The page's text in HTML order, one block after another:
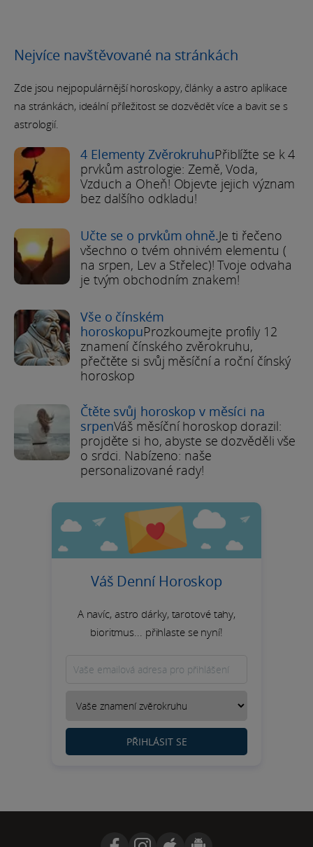
Nejvíce navštěvované na stránkách
Zde jsou nejpopulárnější horoskopy, články a astro aplikace
na stránkách, ideální příležitost se dozvědět více a bavit se s
astrologií.
4 Elementy ZvěrokruhuPřiblížte se k 4
prvkům astrologie: Země, Voda,
Vzduch a Oheň! Objevte jejich význam
bez dalšího odkladu!
Učte se o prvkům ohně.Je ti řečeno
všechno o tvém ohnivém elementu (
na srpen, Lev a Střelec)! Tvoje odvaha
je tvým obchodním znakem!
Vše o čínském
horoskopuProzkoumejte profily 12
znamení čínského zvěrokruhu,
přečtěte si svůj měsíční a roční čínský
horoskop
Čtěte svůj horoskop v měsíci na
srpenVáš měsíční horoskop dorazil:
projděte si ho, abyste se dozvěděli vše
o srdci. Nabízeno: naše
personalizované rady!
Váš Denní Horoskop
A navíc, astro dárky, tarotové tahy,
bioritmus... přihlaste se nyní!
PŘIHLÁSIT SE